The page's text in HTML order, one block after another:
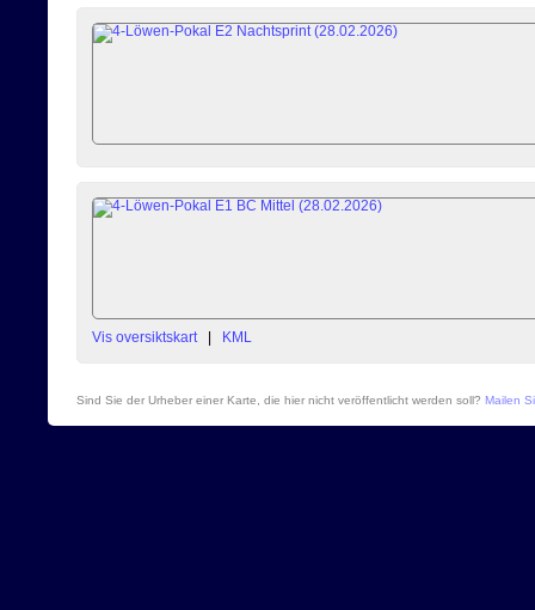
Vis oversiktskart | KML
Sind Sie der Urheber einer Karte, die hier nicht veröffentlicht werden soll? Mailen